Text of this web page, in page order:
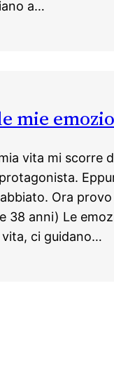
a…
mie
vita mi scorre
Ora provo
38 anni) Le
ci guidano…